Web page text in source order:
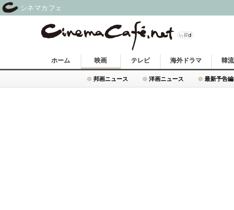
ホーム 映画
邦画ニュース 洋画ニュース 最新予告編
テレビ 海外ドラマ 韓
シネマカフェ